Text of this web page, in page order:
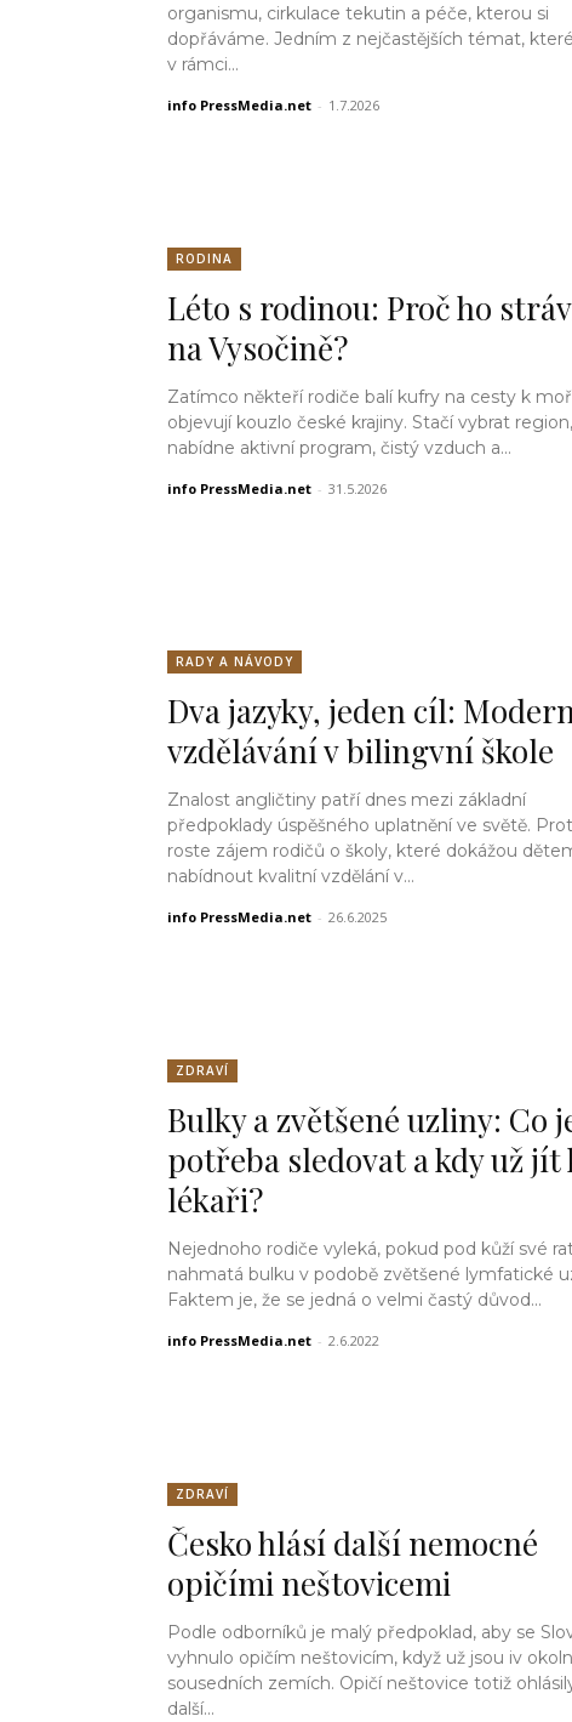
organismu, cirkulace tekutin a péče, kterou si
dopřáváme. Jedním z nejčastějších témat,
v rámci...
info PressMedia.net - 1.7.2026
RODINA
Léto s rodinou: Proč ho
na Vysočině?
Zatímco někteří rodiče balí kufry na cesty k
objevují kouzlo české krajiny. Stačí vybrat
nabídne aktivní program, čistý vzduch a...
info PressMedia.net - 31.5.2026
RADY A NÁVODY
Dva jazyky, jeden cíl:
vzdělávání v bilingvní škole
Znalost angličtiny patří dnes mezi základní
předpoklady úspěšného uplatnění ve světě.
roste zájem rodičů o školy, které dokážou
nabídnout kvalitní vzdělání v...
info PressMedia.net - 26.6.2025
ZDRAVÍ
Bulky a zvětšené uzliny: Co
potřeba sledovat a kdy už jít
lékaři?
Nejednoho rodiče vyleká, pokud pod kůží své
nahmatá bulku v podobě zvětšené lymfatické
Faktem je, že se jedná o velmi častý důvod...
info PressMedia.net - 2.6.2022
ZDRAVÍ
Česko hlásí další nemocné
opičími neštovicemi
Podle odborníků je malý předpoklad, aby se
vyhnulo opičím neštovicím, když už jsou iv
sousedních zemích. Opičí neštovice totiž
další...